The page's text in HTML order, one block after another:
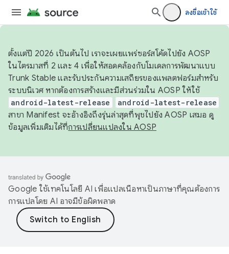
ลงชื่อเข้าใช้
ตั้งแต่ปี 2026 เป็นต้นไป เราจะเผยแพร่ซอร์สโค้ดไปยัง AOSP
ในไตรมาสที่ 2 และ 4 เพื่อให้สอดคล้องกับโมเดลการพัฒนาแบบ
Trunk Stable และรับประกันความเสถียรของแพลตฟอร์มสำหรับ
ระบบนิเวศ หากต้องการสร้างและมีส่วนร่วมใน AOSP ให้ใช้
android-latest-release android-latest-release
สาขา Manifest จะอ้างอิงถึงรุ่นล่าสุดที่พุชไปยัง AOSP เสมอ ดู
ข้อมูลเพิ่มเติมได้ที่การเปลี่ยนแปลงใน AOSP
Google ใช้เทคโนโลยี AI เพื่อแปลเนื้อหาเป็นภาษาที่คุณต้องการ
การแปลโดย AI อาจมีข้อผิดพลาด